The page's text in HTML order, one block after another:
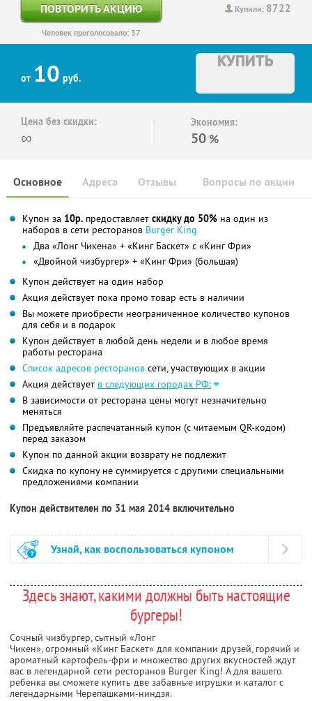
Купили: 8722
ПОВТОРИТЬ АКЦИЮ
Человек проголосовало: 37
от 10 руб.
КУПИТЬ
Цена без скидки:
∞
Экономия:
50 %
Основное Отзывы Вопросы по акции
Адреса
Купон за 10р. предоставляет скидку до 50% на один из
наборов в сети ресторанов Burger King
Два «Лонг Чикена» + «Кинг Баскет» с «Кинг Фри»
«Двойной чизбургер» + «Кинг Фри» (большая)
Купон действует на один набор
Акция действует пока промо товар есть в наличии
Вы можете приобрести неограниченное количество купонов
для себя и в подарок
Купон действует в любой день недели и в любое время
работы ресторана
Список адресов ресторанов сети, участвующих в акции
Акция действует в следующих городах РФ:
В зависимости от ресторана цены могут незначительно
меняться
Предъявляйте распечатанный купон (с читаемым QR-кодом)
перед заказом
Купон по данной акции возврату не подлежит
Скидка по купону не суммируется с другими специальными
предложениями компании
Купон действителен по 31 мая 2014 включительно
Узнай, как воспользоваться купоном
Здесь знают, какими должны быть настоящие
бургеры!
Сочный чизбургер, сытный «Лонг
Чикен», огромный «Кинг Баскет» для компании друзей, горячий и
ароматный картофель-фри и множество других вкусностей ждут
вас в легендарной сети ресторанов Burger King! А для вашего
ребенка вы сможете купить две забавные игрушки и каталог с
легендарными Черепашками-ниндзя.